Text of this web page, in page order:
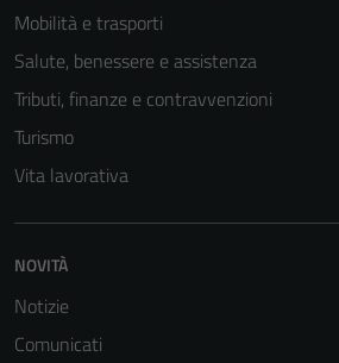
Mobilità e trasporti
Salute, benessere e assistenza
Tributi, finanze e contravvenzioni
Turismo
Vita lavorativa
NOVITÀ
Notizie
Comunicati